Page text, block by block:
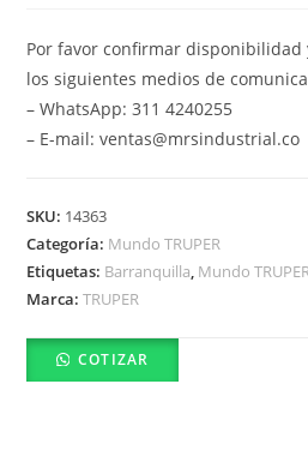
Por favor confirmar disponibilidad
los siguientes medios de
– WhatsApp: 311 4240255
– E-mail: ventas@mrsindustrial.co
SKU: 14363
Categoría: Mundo TRUPER
Etiquetas: Barranquilla, Mundo
Marca:TRUPER
COTIZAR